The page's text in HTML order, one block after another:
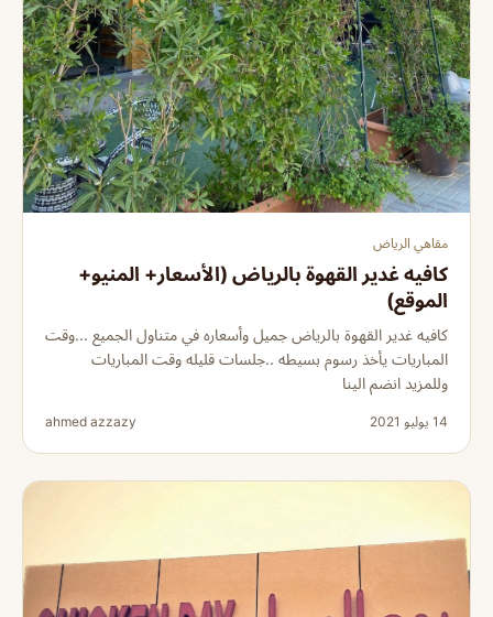
مقاهي الرياض
كافيه غدير القهوة بالرياض (الأسعار+ المنيو+
الموقع)
كافيه غدير القهوة بالرياض جميل وأسعاره في متناول الجميع ...وقت
المباريات يأخذ رسوم بسيطه ..جلسات قليله وقت المباريات
وللمزيد انضم الينا
14 يوليو 2021 ahmed azzazy